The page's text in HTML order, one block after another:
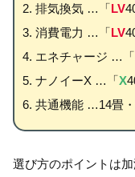
排気換気 …「LV
消費電力 …「LV
エネチャージ …「
ナノイーX …「X
共通機能 …14畳
選び方のポイントは